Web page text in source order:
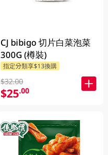
CJ bibigo 切片白菜泡菜
300G (樽裝)
指定分類享$13換購
$32.00
$25.00